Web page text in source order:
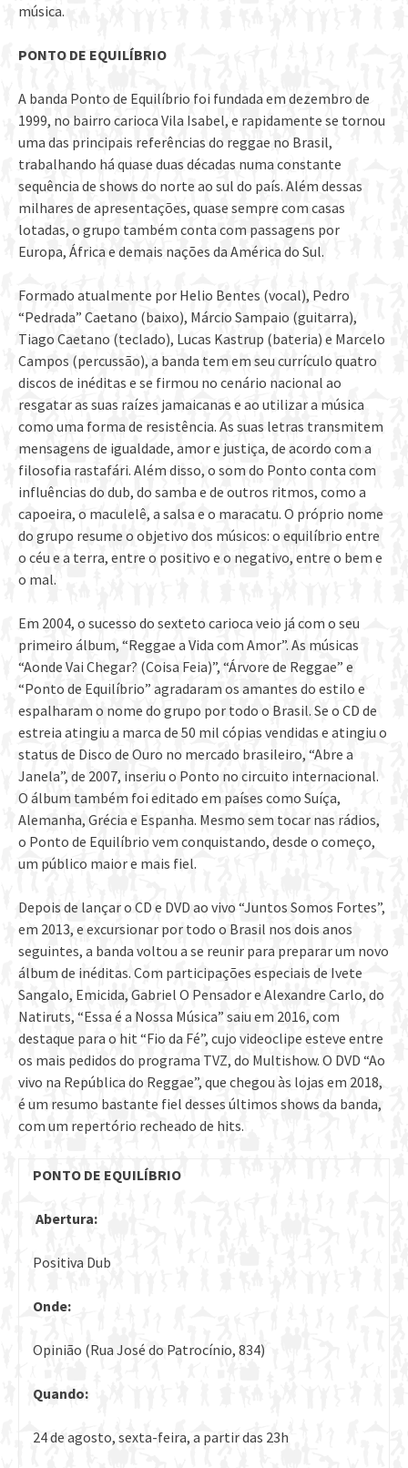
música.
PONTO DE EQUILÍBRIO
A banda Ponto de Equilíbrio foi fundada em dezembro de
1999, no bairro carioca Vila Isabel, e rapidamente se tornou
uma das principais referências do reggae no Brasil,
trabalhando há quase duas décadas numa constante
sequência de shows do norte ao sul do país. Além dessas
milhares de apresentações, quase sempre com casas
lotadas, o grupo também conta com passagens por
Europa, África e demais nações da América do Sul.
Formado atualmente por Helio Bentes (vocal), Pedro
“Pedrada” Caetano (baixo), Márcio Sampaio (guitarra),
Tiago Caetano (teclado), Lucas Kastrup (bateria) e Marcelo
Campos (percussão), a banda tem em seu currículo quatro
discos de inéditas e se firmou no cenário nacional ao
resgatar as suas raízes jamaicanas e ao utilizar a música
como uma forma de resistência. As suas letras transmitem
mensagens de igualdade, amor e justiça, de acordo com a
filosofia rastafári. Além disso, o som do Ponto conta com
influências do dub, do samba e de outros ritmos, como a
capoeira, o maculelê, a salsa e o maracatu. O próprio nome
do grupo resume o objetivo dos músicos: o equilíbrio entre
o céu e a terra, entre o positivo e o negativo, entre o bem e
o mal.
Em 2004, o sucesso do sexteto carioca veio já com o seu
primeiro álbum, “Reggae a Vida com Amor”. As músicas
“Aonde Vai Chegar? (Coisa Feia)”, “Árvore de Reggae” e
“Ponto de Equilíbrio” agradaram os amantes do estilo e
espalharam o nome do grupo por todo o Brasil. Se o CD de
estreia atingiu a marca de 50 mil cópias vendidas e atingiu o
status de Disco de Ouro no mercado brasileiro, “Abre a
Janela”, de 2007, inseriu o Ponto no circuito internacional.
O álbum também foi editado em países como Suíça,
Alemanha, Grécia e Espanha. Mesmo sem tocar nas rádios,
o Ponto de Equilíbrio vem conquistando, desde o começo,
um público maior e mais fiel.
Depois de lançar o CD e DVD ao vivo “Juntos Somos Fortes”,
em 2013, e excursionar por todo o Brasil nos dois anos
seguintes, a banda voltou a se reunir para preparar um novo
álbum de inéditas. Com participações especiais de Ivete
Sangalo, Emicida, Gabriel O Pensador e Alexandre Carlo, do
Natiruts, “Essa é a Nossa Música” saiu em 2016, com
destaque para o hit “Fio da Fé”, cujo videoclipe esteve entre
os mais pedidos do programa TVZ, do Multishow. O DVD “Ao
vivo na República do Reggae”, que chegou às lojas em 2018,
é um resumo bastante fiel desses últimos shows da banda,
com um repertório recheado de hits.
PONTO DE EQUILÍBRIO
Abertura:
Positiva Dub
Onde:
Opinião (Rua José do Patrocínio, 834)
Quando:
24 de agosto, sexta-feira, a partir das 23h